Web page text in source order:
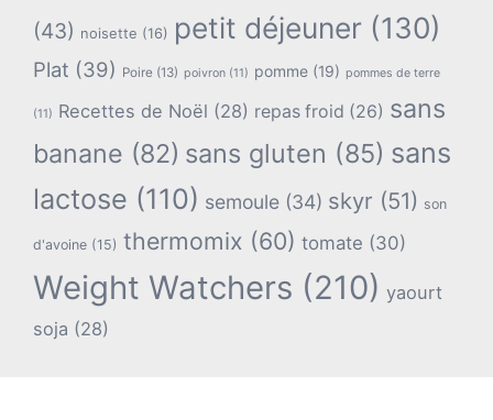
(43) noisette (16) petit déjeuner (130)
Plat (39) Poire (13) poivron (11) pomme (19) pommes de terre
(11) Recettes de Noël (28) repas froid (26) sans
banane (82) sans gluten (85) sans
lactose (110) semoule (34) skyr (51) son
d'avoine (15) thermomix (60) tomate (30)
Weight Watchers (210) yaourt
soja (28)